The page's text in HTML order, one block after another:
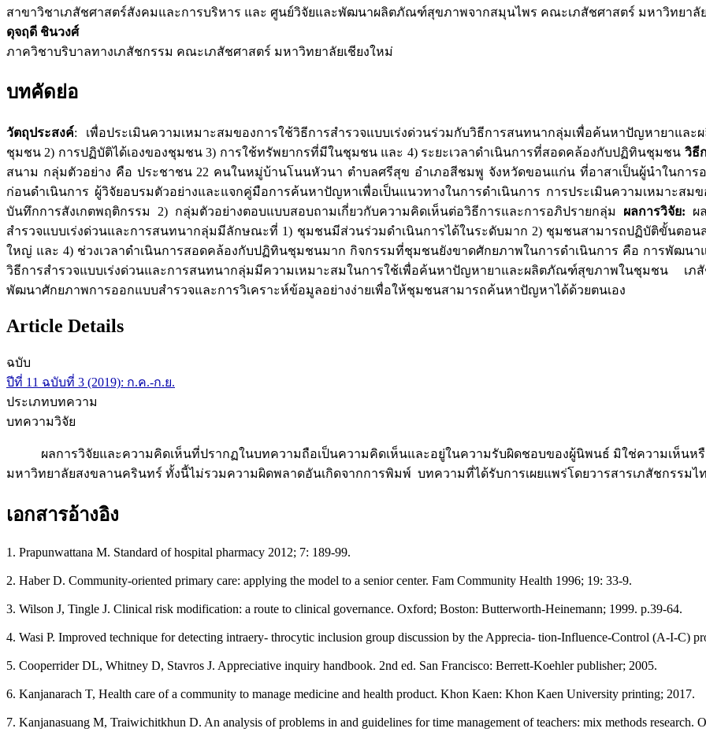
สาขาวิชาเภสัชศาสตร์สังคมและการบริหาร และ ศูนย์วิจัยและพัฒนาผลิตภัณฑ์สุขภาพจากสมุนไพร คณะเภสัชศาสตร์ มหาวิทยาลั
ดุจฤดี ชินวงศ์
ภาควิชาบริบาลทางเภสัชกรรม คณะเภสัชศาสตร์ มหาวิทยาลัยเชียงใหม่
บทคัดย่อ
วัตถุประสงค์: เพื่อประเมินความเหมาะสมของการใช้วิธีการสำรวจแบบเร่งด่วนร่วมกับวิธีการสนทนากลุ่มเพื่อค้นหาปัญหาย
ชุมชน 2) การปฏิบัติได้เองของชุมชน 3) การใช้ทรัพยากรที่มีในชุมชน และ 4) ระยะเวลาดำเนินการที่สอดคล้องกับปฏิทินชุมชน วิธี
สนาม กลุ่มตัวอย่าง คือ ประชาชน 22 คนในหมู่บ้านโนนหัวนา ตำบลศรีสุข อำเภอสีชมพู จังหวัดขอนแก่น ที่อาสาเป็นผู้นำในการ
ก่อนดำเนินการ ผู้วิจัยอบรมตัวอย่างและแจกคู่มือการค้นหาปัญหาเพื่อเป็นแนวทางในการดำเนินการ การประเมินความเหมาะส
บันทึกการสังเกตพฤติกรรม 2) กลุ่มตัวอย่างตอบแบบสอบถามเกี่ยวกับความคิดเห็นต่อวิธีการและการอภิปรายกลุ่ม ผลการวิจัย: ผ
สำรวจแบบเร่งด่วนและการสนทนากลุ่มมีลักษณะที่ 1) ชุมชนมีส่วนร่วมดำเนินการได้ในระดับมาก 2) ชุมชนสามารถปฏิบัติขั้นตอน
ใหญ่ และ 4) ช่วงเวลาดำเนินการสอดคล้องกับปฏิทินชุมชนมาก กิจกรรมที่ชุมชนยังขาดศักยภาพในการดำเนินการ คือ การพัฒนา
วิธีการสำรวจแบบเร่งด่วนและการสนทนากลุ่มมีความเหมาะสมในการใช้เพื่อค้นหาปัญหายาและผลิตภัณฑ์สุขภาพในชุมชน
พัฒนาศักยภาพการออกแบบสำรวจและการวิเคราะห์ข้อมูลอย่างง่ายเพื่อให้ชุมชนสามารถค้นหาปัญหาได้ด้วยตนเอง
Article Details
ฉบับ
ปีที่ 11 ฉบับที่ 3 (2019): ก.ค.-ก.ย.
ประเภทบทความ
บทความวิจัย
ผลการวิจัยและความคิดเห็นที่ปรากฏในบทความถือเป็นความคิดเห็นและอยู่ในความรับผิดชอบของผู้นิพนธ์ มิใช่ความเห็นห
มหาวิทยาลัยสงขลานครินทร์ ทั้งนี้ไม่รวมความผิดพลาดอันเกิดจากการพิมพ์ บทความที่ได้รับการเผยแพร่โดยวารสารเภสัชกรรมไ
เอกสารอ้างอิง
1. Prapunwattana M. Standard of hospital pharmacy 2012; 7: 189-99.
2. Haber D. Community-oriented primary care: applying the model to a senior center. Fam Community Health 1996; 19: 33-9.
3. Wilson J, Tingle J. Clinical risk modification: a route to clinical governance. Oxford; Boston: Butterworth-Heinemann; 1999. p.39-64.
4. Wasi P. Improved technique for detecting intraery- throcytic inclusion group discussion by the Apprecia- tion-Influence-Control (A-I-C)
5. Cooperrider DL, Whitney D, Stavros J. Appreciative inquiry handbook. 2nd ed. San Francisco: Berrett-Koehler publisher; 2005.
6. Kanjanarach T, Health care of a community to manage medicine and health product. Khon Kaen: Khon Kaen University printing; 2017.
7. Kanjanasuang M, Traiwichitkhun D. An analysis of problems in and guidelines for time management of teachers: mix methods research.